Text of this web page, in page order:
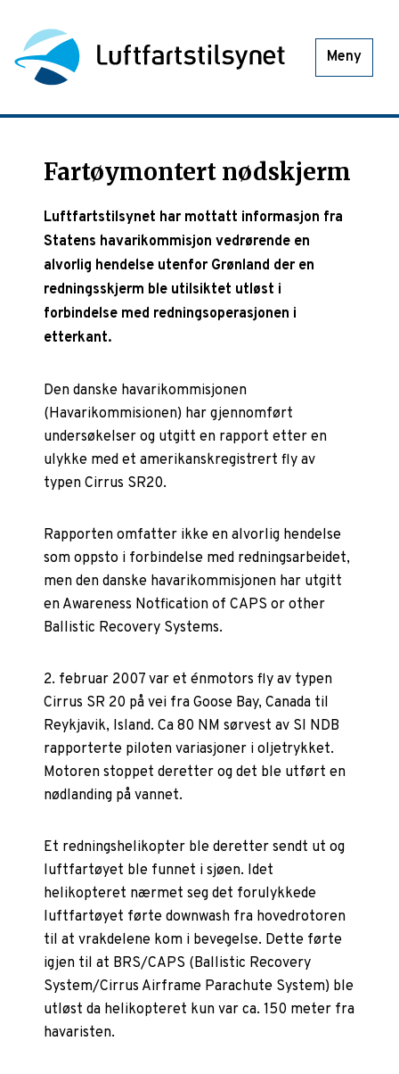
Meny
Fartøymontert nødskjerm
Luftfartstilsynet har mottatt informasjon fra
Statens havarikommisjon vedrørende en
alvorlig hendelse utenfor Grønland der en
redningsskjerm ble utilsiktet utløst i
forbindelse med redningsoperasjonen i
etterkant.
Den danske havarikommisjonen
(Havarikommisionen) har gjennomført
undersøkelser og utgitt en rapport etter en
ulykke med et amerikanskregistrert fly av
typen Cirrus SR20.
Rapporten omfatter ikke en alvorlig hendelse
som oppsto i forbindelse med redningsarbeidet,
men den danske havarikommisjonen har utgitt
en Awareness Notfication of CAPS or other
Ballistic Recovery Systems.
2. februar 2007 var et énmotors fly av typen
Cirrus SR 20 på vei fra Goose Bay, Canada til
Reykjavik, Island. Ca 80 NM sørvest av SI NDB
rapporterte piloten variasjoner i oljetrykket.
Motoren stoppet deretter og det ble utført en
nødlanding på vannet.
Et redningshelikopter ble deretter sendt ut og
luftfartøyet ble funnet i sjøen. Idet
helikopteret nærmet seg det forulykkede
luftfartøyet førte downwash fra hovedrotoren
til at vrakdelene kom i bevegelse. Dette førte
igjen til at BRS/CAPS (Ballistic Recovery
System/Cirrus Airframe Parachute System) ble
utløst da helikopteret kun var ca. 150 meter fra
havaristen.